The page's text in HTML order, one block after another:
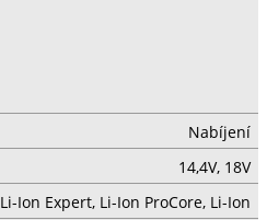
Nabíjení
14,4V, 18V
Li-Ion Expert, Li-Ion ProCore, Li-Ion